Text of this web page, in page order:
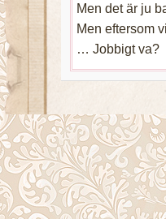
Men det är ju
Men eftersom
… Jobbigt va?